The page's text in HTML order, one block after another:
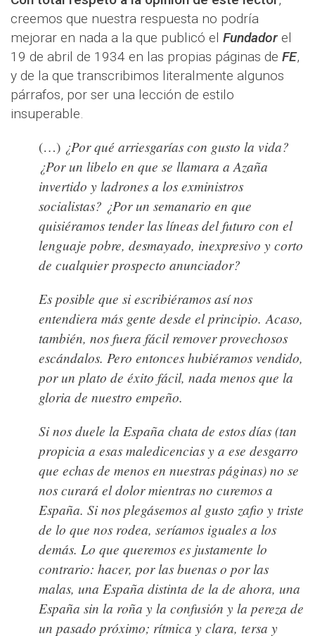
creemos que nuestra respuesta no podría
mejorar en nada a la que publicó el Fundador el
19 de abril de 1934 en las propias páginas de FE,
y de la que transcribimos literalmente algunos
párrafos, por ser una lección de estilo
insuperable.
(…) ¿Por qué arriesgarías con gusto la vida?
¿Por un libelo en que se llamara a Azaña
invertido y ladrones a los exministros
socialistas? ¿Por un semanario en que
quisiéramos tender las líneas del futuro con el
lenguaje pobre, desmayado, inexpresivo y corto
de cualquier prospecto anunciador?
Es posible que si escribiéramos así nos
entendiera más gente desde el principio. Acaso,
también, nos fuera fácil remover provechosos
escándalos. Pero entonces hubiéramos vendido,
por un plato de éxito fácil, nada menos que la
gloria de nuestro empeño.
Si nos duele la España chata de estos días(tan
propicia a esas maledicencias y a ese desgarro
que echas de menos en nuestras páginas)no se
nos curará el dolor mientras no curemos a
España. Si nos plegásemos al gusto zafio y triste
de lo que nos rodea, seríamos iguales a los
demás. Lo que queremos es justamente lo
contrario: hacer, por las buenas o por las
malas, una España distinta de la de ahora, una
España sin la roña y la confusión y la pereza de
un pasado próximo; rítmica y clara, tersa y